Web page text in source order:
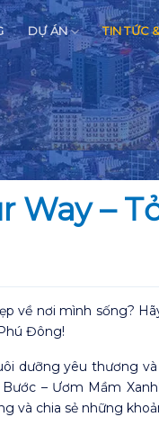
DỰ ÁN TIN TỨC
Way –
về nơi mình sống?
Đông!
dưỡng yêu thương
– Ươm Mầm
chia sẻ những